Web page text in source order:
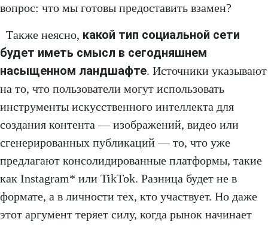
вопрос: что мы готовы предоставить взамен?
Также неясно, какой тип социальной сети
будет иметь смысл в сегодняшнем
насыщенном ландшафте. Источники указывают
на то, что пользователи могут использовать
инструменты искусственного интеллекта для
создания контента — изображений, видео или
сгенерированных публикаций — то, что уже
предлагают консолидированные платформы, такие
как Instagram* или TikTok. Разница будет не в
формате, а в личности тех, кто участвует. Но даже
этот аргумент теряет силу, когда рынок начинает